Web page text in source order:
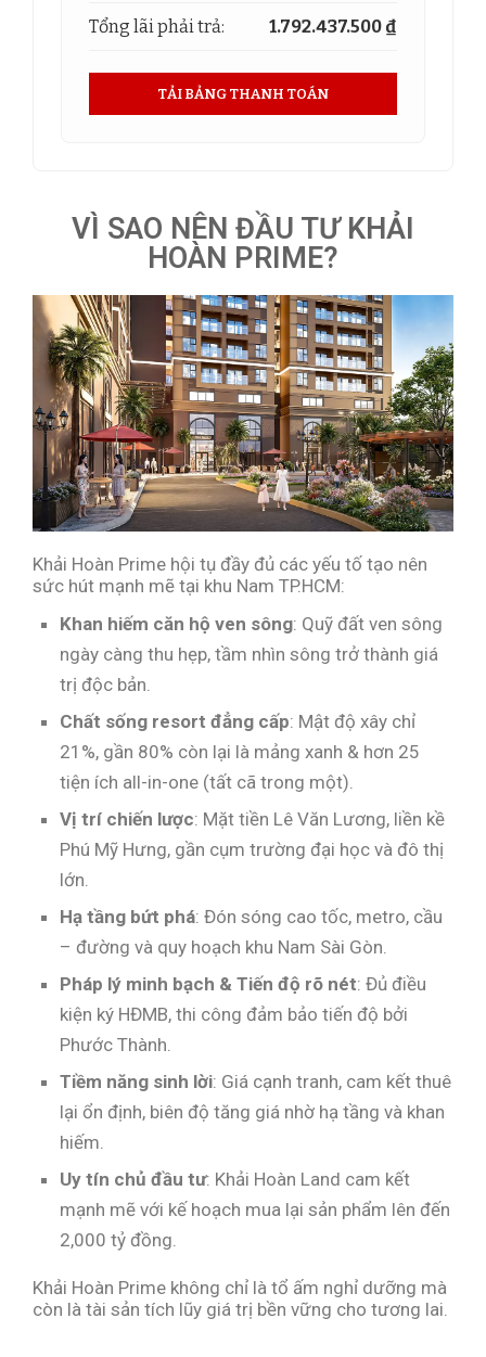
Tổng lãi phải trả: 1.792.437.500 ₫
TẢI BẢNG THANH TOÁN
VÌ SAO NÊN ĐẦU TƯ KHẢI
HOÀN PRIME?
Khải Hoàn Prime hội tụ đầy đủ các yếu tố tạo nên
sức hút mạnh mẽ tại khu Nam TP.HCM:
Khan hiếm căn hộ ven sông: Quỹ đất ven sông
ngày càng thu hẹp, tầm nhìn sông trở thành giá
trị độc bản.
Chất sống resort đẳng cấp: Mật độ xây chỉ
21%, gần 80% còn lại là mảng xanh & hơn 25
tiện ích all-in-one (tất cã trong một).
Vị trí chiến lược: Mặt tiền Lê Văn Lương, liền kề
Phú Mỹ Hưng, gần cụm trường đại học và đô thị
lớn.
Hạ tầng bứt phá: Đón sóng cao tốc, metro, cầu
– đường và quy hoạch khu Nam Sài Gòn.
Pháp lý minh bạch & Tiến độ rõ nét: Đủ điều
kiện ký HĐMB, thi công đảm bảo tiến độ bởi
Phước Thành.
Tiềm năng sinh lời: Giá cạnh tranh, cam kết thuê
lại ổn định, biên độ tăng giá nhờ hạ tầng và khan
hiếm.
Uy tín chủ đầu tư: Khải Hoàn Land cam kết
mạnh mẽ với kế hoạch mua lại sản phẩm lên đến
2,000 tỷ đồng.
Khải Hoàn Prime không chỉ là tổ ấm nghỉ dưỡng mà
còn là tài sản tích lũy giá trị bền vững cho tương lai.